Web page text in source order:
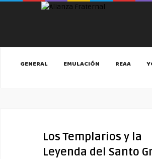
GENERAL EMULACIÓN REAA
Los Templarios y la
Leyenda del Santo